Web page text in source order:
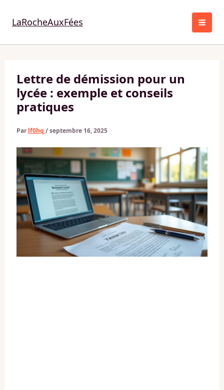
contenu
LaRocheAuxFées
Lettre de démission pour un
lycée : exemple et conseils
pratiques
Parlf0hq /septembre 16, 2025